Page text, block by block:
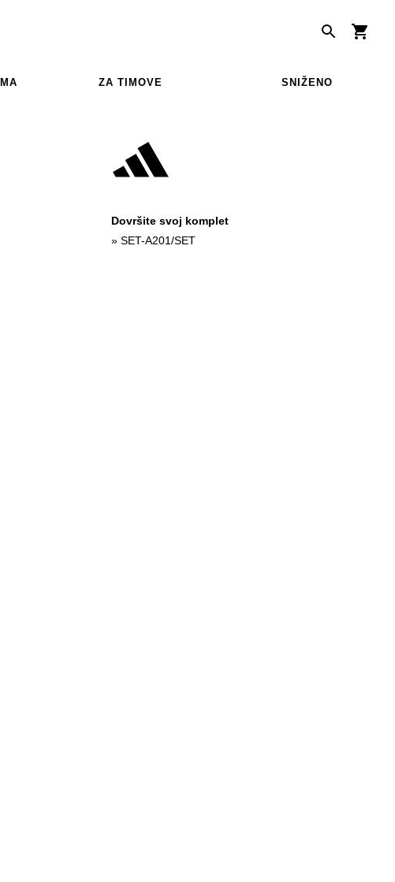
ZA TIMOVE SNIŽENO
Dovršite svoj komplet
» SET-A201/SET